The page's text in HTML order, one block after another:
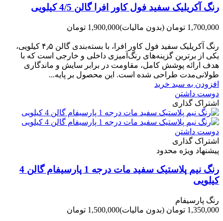
رنگ آکریلیک سفید فول کاور افرا گالن 4/5 کیلویی
1,700,000 تومان (بدون مالیات)1,900,000 تومان
رنگ آکریلیک سفید فول کاور افرا، با بسته‌بندی گالن ۴٫۵ کیلویی،
یکی از برترین گزینه‌های رنگ‌آمیزی داخلی و خارجی است که با
هدف ارائه پوشش کامل، مقاومت در برابر سایش و ماندگاری
طولانی‌مدت طراحی شده است. این محصول بر پایه...
افزودن به سبد خرید
دوست داشتن
اشتراک گذاری
دوست داشتن
اشتراک گذاری
پیشنهاد ویژه محدود
رنگ نیم پلاستیک سفید مات درجه 1 پارسیفام گالن 4
کیلویی
رنگ پارسیفام
1,350,000 تومان
(بدون مالیات)1,500,000 تومان